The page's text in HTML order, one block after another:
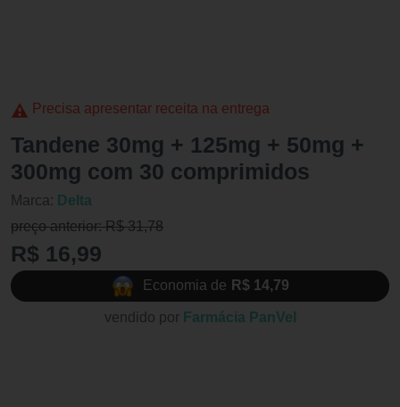
Precisa apresentar receita na entrega
Tandene 30mg + 125mg + 50mg +
300mg com 30 comprimidos
Marca: Delta
preço anterior: R$ 31,78
R$ 16,99
Economia de R$ 14,79
vendido por Farmácia PanVel